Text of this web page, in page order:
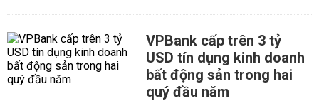
VPBank cấp trên 3 tỷ
USD tín dụng kinh doanh
bất động sản trong hai
quý đầu năm